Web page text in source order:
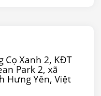
Cọ Xanh 2, KĐT
Park 2, xã
Hưng Yên, Việt